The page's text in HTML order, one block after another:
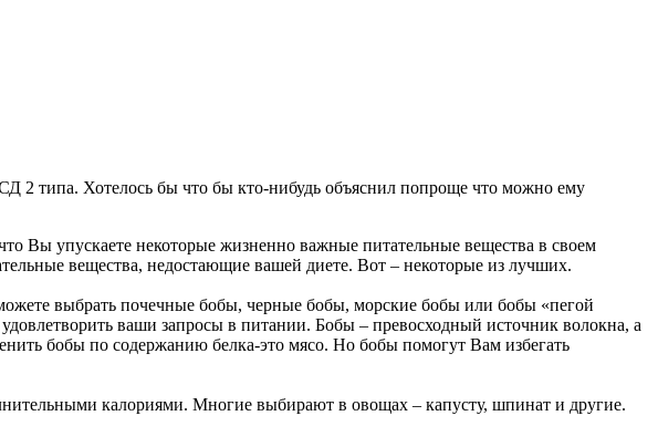
СД 2 типа. Хотелось бы что бы кто-нибудь объяснил попроще что можно ему
Вы упускаете некоторые жизненно важные питательные вещества в своем
вещества, недостающие вашей диете. Вот – некоторые из лучших.
выбрать почечные бобы, черные бобы, морские бобы или бобы «пегой
ваши запросы в питании. Бобы – превосходный источник волокна, а
бобы по содержанию белка-это мясо. Но бобы помогут Вам избегать
калориями. Многие выбирают в овощах – капусту, шпинат и другие.